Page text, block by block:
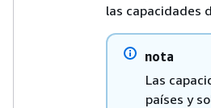
las capacidades
nota
Las
países y